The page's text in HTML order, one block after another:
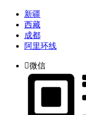
新疆
西藏
成都
阿里环线
微信